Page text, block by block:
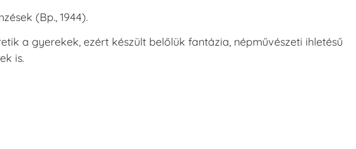
(Bp., 1944).
a gyerekek, ezért készült belőlük fantázia, népművészeti ihletésű
is.